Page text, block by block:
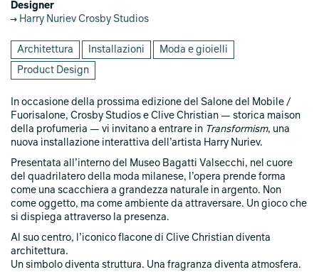
Designer
Harry Nuriev Crosby Studios
Architettura Installazioni Moda e gioielli
Product Design
In occasione della prossima edizione del Salone del Mobile /
Fuorisalone, Crosby Studios e Clive Christian — storica maison
della profumeria — vi invitano a entrare in Transformism, una
nuova installazione interattiva dell’artista Harry Nuriev.
Presentata all’interno del Museo Bagatti Valsecchi, nel cuore
del quadrilatero della moda milanese, l’opera prende forma
come una scacchiera a grandezza naturale in argento. Non
come oggetto, ma come ambiente da attraversare. Un gioco che
si dispiega attraverso la presenza.
Al suo centro, l’iconico flacone di Clive Christian diventa
architettura.
Un simbolo diventa struttura. Una fragranza diventa atmosfera.